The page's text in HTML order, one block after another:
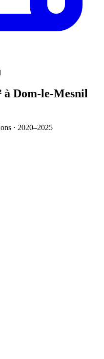
Dom-le-Mesnil
· 2020–2025